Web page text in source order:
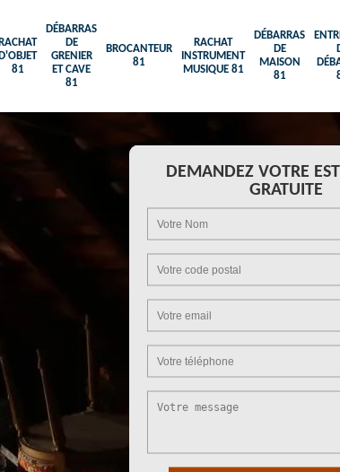
RACHAT
D'OBJET
81
DÉBARRAS
DE
GRENIER
ET CAVE
81
BROCANTEUR
81
RACHAT
INSTRUMENT
MUSIQUE 81
DÉBARRAS
DE
MAISON
81
DEMANDEZ VOTRE
GRATUITE